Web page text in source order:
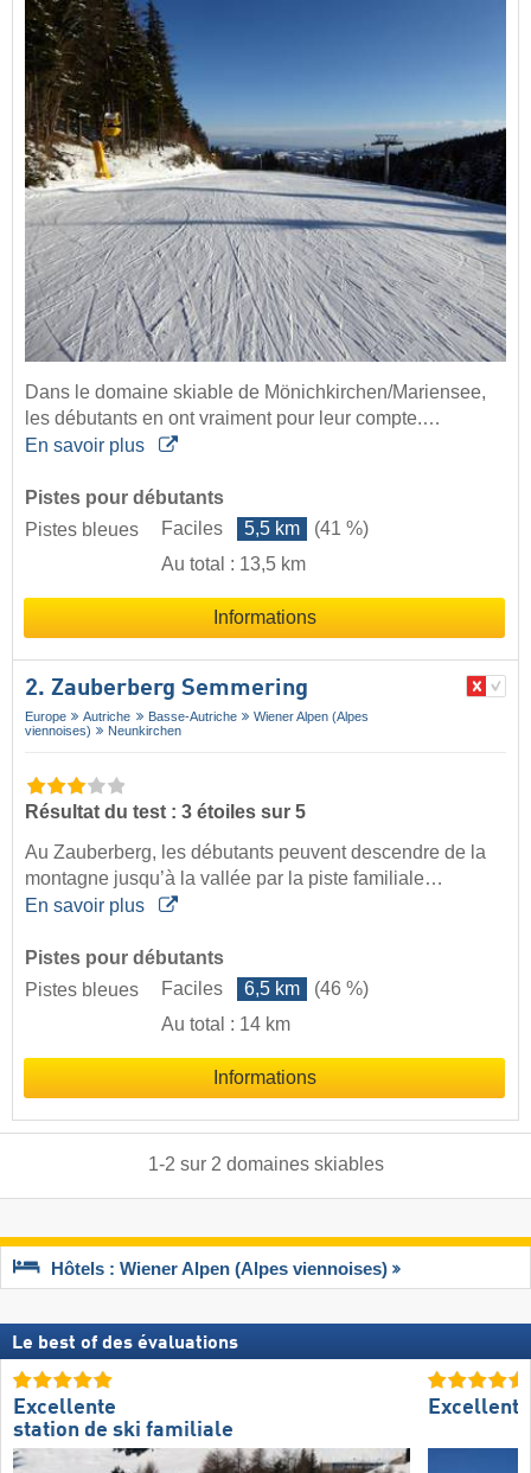
Dans le domaine skiable de Mönichkirchen/Mariensee,
les débutants en ont vraiment pour leur compte.…
En savoir plus
Pistes pour débutants
Pistes bleues
Faciles 5,5 km
(41 %)
Au total : 13,5 km
Informations
2. Zauberberg Semmering
Europe Autriche Basse-Autriche
Wiener Alpen (Alpes
viennoises)
Neunkirchen
Résultat du test : 3 étoiles sur 5
Au Zauberberg, les débutants peuvent descendre de la
montagne jusqu’à la vallée par la piste familiale…
En savoir plus
Pistes pour débutants
Pistes bleues
Faciles 6,5 km
(46 %)
Au total : 14 km
Informations
1-2 sur 2 domaines skiables
Hôtels : Wiener Alpen (Alpes viennoises)
Le best of des évaluations
Excellente
station de ski familiale
Excellent